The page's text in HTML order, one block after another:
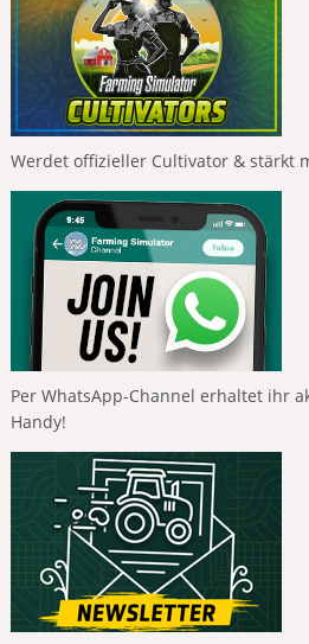
Werdet offizieller Cultivator & stärkt
Per WhatsApp-Channel erhaltet ihr
Handy!